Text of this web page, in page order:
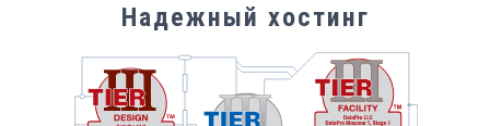
Надежный хостинг